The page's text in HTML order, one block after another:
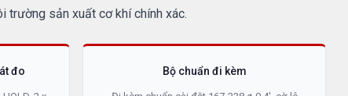
trường sản xuất cơ khí chính xác.
đo Bộ chuẩn đi kèm